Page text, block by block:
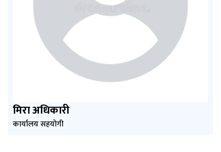
मिरा अधिकारी
कार्यालय सहयोगी